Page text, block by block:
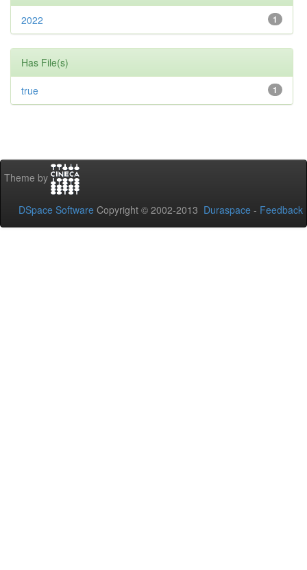
1
2022
Has File(s)
1
true
Theme by
DSpace Software Copyright © 2002-2013 Duraspace - Feedback